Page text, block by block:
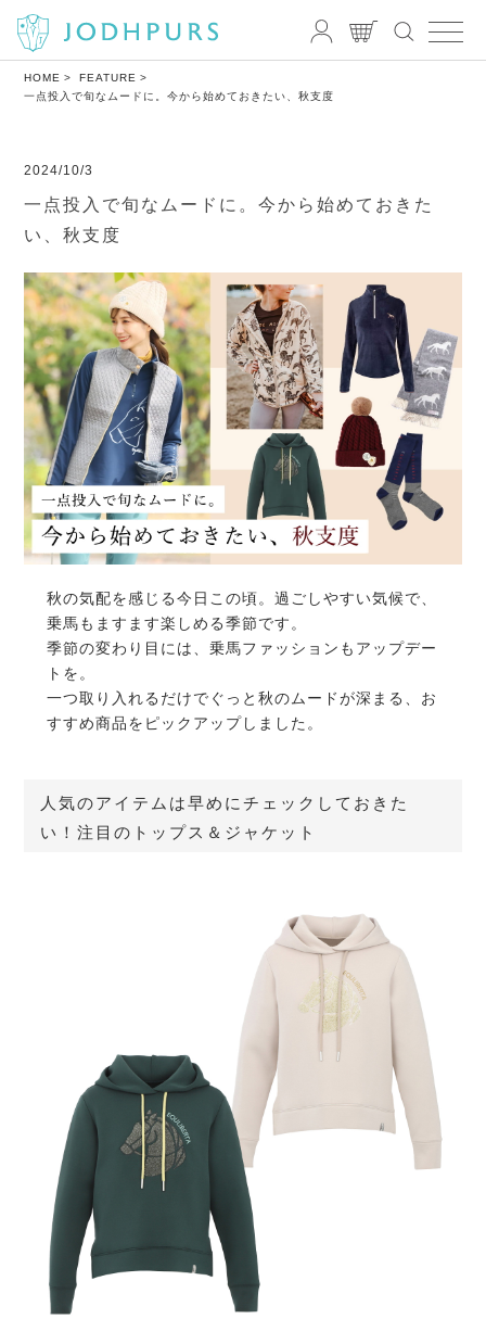
HOME
FEATURE
一点投入で旬なムードに。今から始めておきたい、秋支度
2024/10/3
一点投入で旬なムードに。今から始めておきた
い、秋支度
秋の気配を感じる今日この頃。過ごしやすい気候で、
乗馬もますます楽しめる季節です。
季節の変わり目には、乗馬ファッションもアップデー
トを。
一つ取り入れるだけでぐっと秋のムードが深まる、お
すすめ商品をピックアップしました。
人気のアイテムは早めにチェックしておきた
い！注目のトップス＆ジャケット